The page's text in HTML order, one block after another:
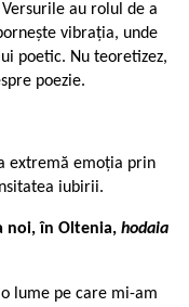
au rolul de a
vibrația, unde
poetic. Nu teoretizez,
poezie.
extremă emoția prin
iubirii.
noi, în Oltenia, hodaia
lume pe care mi-am